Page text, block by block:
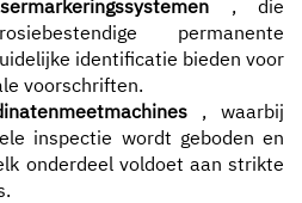
, die
permanente
identificatie bieden voor
voorschriften.
, waarbij
inspectie wordt geboden en
onderdeel voldoet aan strikte